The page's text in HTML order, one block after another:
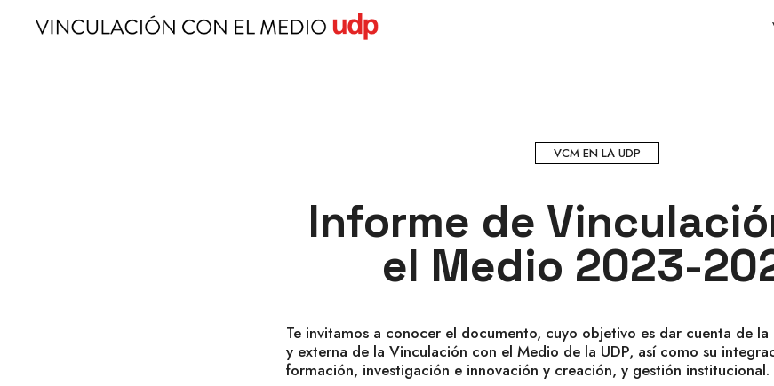
VCM EN LA UDP
Informe de
el Medio 2023-
Te invitamos a conocer el documento, cuyo objetivo es dar cuenta de
y externa de la Vinculación con el Medio de la UDP, así como su
formación, investigación e innovación y creación, y gestión institucional.